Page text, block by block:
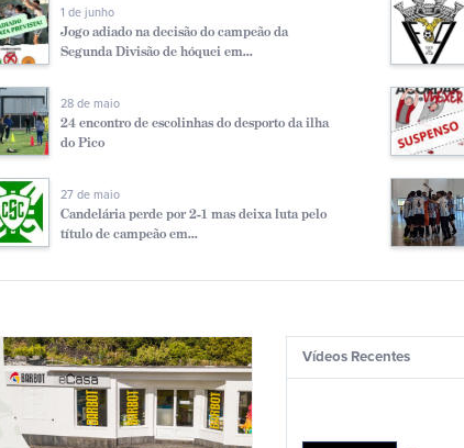
1 de junho
Jogo adiado na decisão do campeão da
Segunda Divisão de hóquei em...
28 de maio
24 encontro de escolinhas do desporto da ilha
do Pico
27 de maio
Candelária perde por 2-1 mas deixa luta pelo
título de campeão em...
Vídeos Recentes